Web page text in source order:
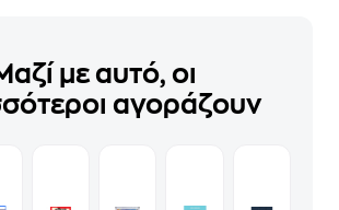
με αυτό, οι
αγοράζουν